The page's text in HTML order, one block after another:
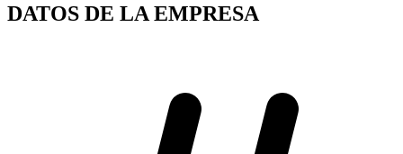
DATOS DE LA EMPRESA